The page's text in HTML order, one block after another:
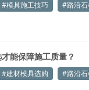
#模具施工技巧 #路沿
能保障施工质量？
#建材模具选购 #路沿